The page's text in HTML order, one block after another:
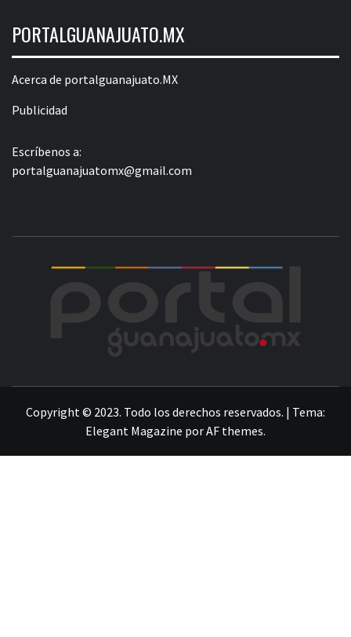
PORTALGUANAJUATO.MX
Acerca de portalguanajuato.MX
Publicidad
Escríbenos a:
portalguanajuatomx@gmail.com
Copyright © 2023. Todo los derechos reservados. | Tema:
Elegant Magazine porAF themes.